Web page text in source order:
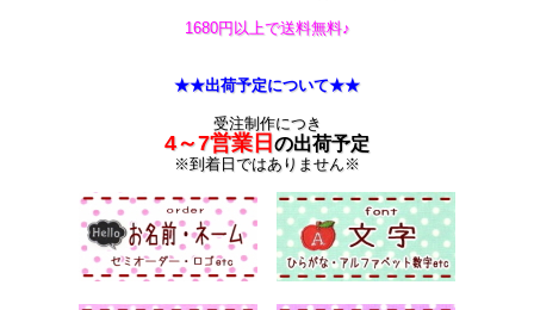
1680円以上で送料無料♪
★★出荷予定について★★
受注制作につき
4～7営業日 の出荷予定
※到着日ではありません※